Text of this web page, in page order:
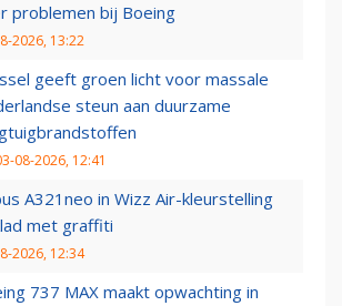
problemen bij Boeing
2026, 13:22
geeft groen licht voor massale
steun aan duurzame
08-2026, 12:41
A321neo in Wizz Air-kleurstelling
met graffiti
2026, 12:34
737 MAX maakt opwachting in